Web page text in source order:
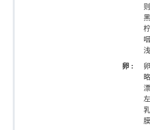
卵 :